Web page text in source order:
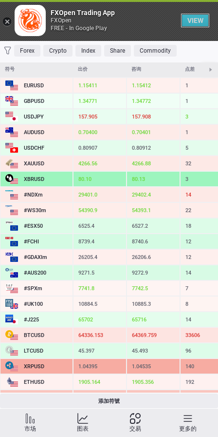
桌子
收藏 夹 交易量最大 最大涨幅 最大跌幅 最易挥发
Forex Crypto Index Share Commodity
符号 出价 咨询 点差
EURUSD 1.15412 1.15413 1
GBPUSD 1.34769 1.34770 1
USDJPY 157.908 157.909 1
AUDUSD 0.70401 0.70402 1
USDCHF 0.80907 0.80911 4
XAUUSD 4266.69 4267.01 32
XBRUSD 80.10 80.14 4
#NDXm 29404.5 29405.9 14
#WS30m 54394.9 54397.1 22
#ESX50 6525.4 6527.2 18
#FCHI 8739.4 8740.6 12
#GDAXIm 26205.4 26206.6 12
#AUS200 9271.5 9272.9 14
#SPXm 7742.3 7743.0 7
#UK100 10884.5 10885.3 8
#J225 65707 65721 14
BTCUSD 64349.142 64376.059 26917
LTCUSD 45.397 45.493 96
XRPUSD 1.04395 1.04545 150
ETHUSD 1905.324 1905.516 192
SOLUSD 73.19
TSLA 319.53 320.11 58
添加符號
市场 图表 交易 更多的
FXOpen Trading App
FXOpen
FREE - In Google Play
VIEW